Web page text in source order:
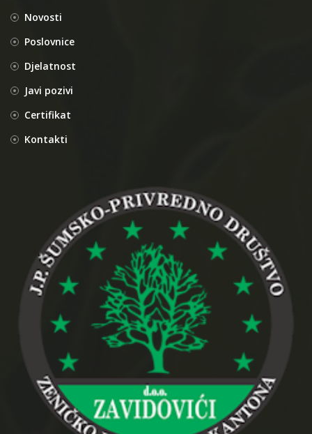
Novosti
Poslovnice
Djelatnost
Javi pozivi
Certifikat
Kontakti